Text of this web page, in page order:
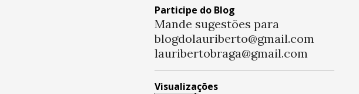
Participe do Blog
Mande sugestões para
blogdolauriberto@gmail.com
lauribertobraga@gmail.com
Visualizações